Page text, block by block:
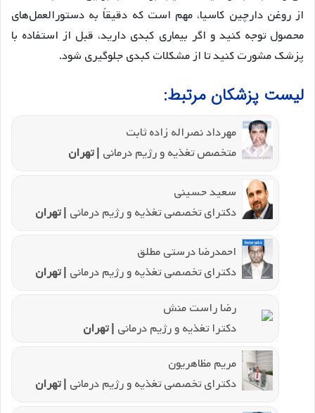
از روغن دارچین کاسیا، مهم است که دقیقاً به دستورالعمل‌های
محصول توجه کنید و اگر بیماری کبدی دارید، قبل از استفاده با
پزشک مشورت کنید تا از مشکلات کبدی جلوگیری شود.
لیست پزشکان مرتبط:
مهرداد نصراله زاده ثابت
متخصص تغذیه و رژیم درمانی | تهران
سعید حسینی
دکترای تخصصی تغذیه و رژیم درمانی | تهران
احمدرضا درستی مطلق
دکترای تخصصی تغذیه و رژیم درمانی | تهران
رضا راست منش
دکترا تغذیه و رژیم درمانی | تهران
مریم مظاهریون
دکترای تخصصی تغذیه و رژیم درمانی | تهران